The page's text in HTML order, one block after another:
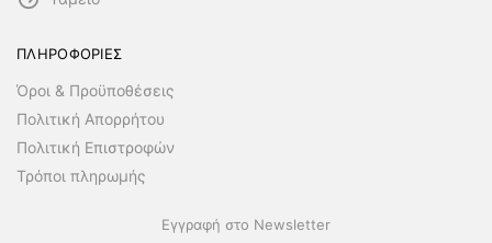
ΠΛΗΡΟΦΟΡΙΕΣ
Όροι & Προϋποθέσεις
Πολιτική Απορρήτου
Πολιτική Επιστροφών
Τρόποι πληρωμής
Εγγραφή στο Newsletter